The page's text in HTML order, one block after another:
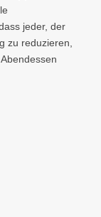
jeder, der
zu reduzieren,